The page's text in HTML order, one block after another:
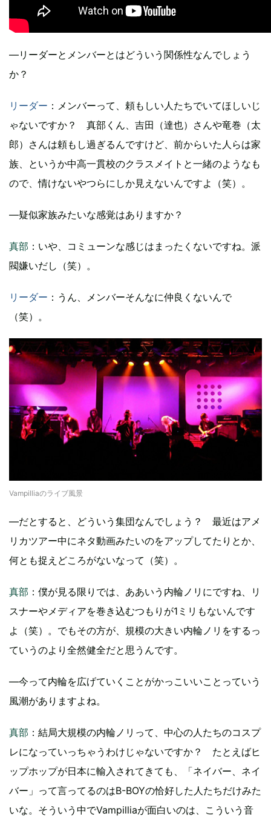
―リーダーとメンバーとはどういう関係性なんでしょう
か？
リーダー ：メンバーって、頼もしい人たちでいてほしいじ
ゃないですか？ 真部くん、吉田（達也）さんや竜巻（太
郎）さんは頼もし過ぎるんですけど、前からいた人らは家
族、というか中高一貫校のクラスメイトと一緒のようなも
ので、情けないやつらにしか見えないんですよ（笑）。
―疑似家族みたいな感覚はありますか？
真部 ：いや、コミューンな感じはまったくないですね。派
閥嫌いだし（笑）。
リーダー ：うん、メンバーそんなに仲良くないんで
（笑）。
Vampilliaのライブ風景
―だとすると、どういう集団なんでしょう？ 最近はアメ
リカツアー中にネタ動画みたいのをアップしてたりとか、
何とも捉えどころがないなって（笑）。
真部 ：僕が見る限りでは、ああいう内輪ノリにですね、リ
スナーやメディアを巻き込むつもりが1ミリもないんです
よ（笑）。でもその方が、規模の大きい内輪ノリをするっ
ていうのより全然健全だと思うんです。
―今って内輪を広げていくことがかっこいいことっていう
風潮がありますよね。
真部 ：結局大規模の内輪ノリって、中心の人たちのコスプ
レになっていっちゃうわけじゃないですか？ たとえばヒ
ップホップが日本に輸入されてきても、「ネイバー、ネイ
バー」って言ってるのはB-BOYの恰好した人たちだけみた
いな。そういう中でVampilliaが面白いのは、こういう音